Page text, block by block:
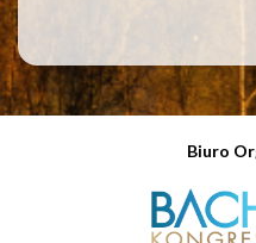
Biuro